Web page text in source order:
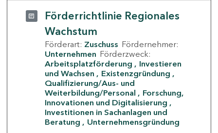
Förderrichtlinie Regionales
Wachstum
Förderart: Zuschuss Fördernehmer:
Unternehmen Förderzweck:
Arbeitsplatzförderung
Investieren
und Wachsen
Existenzgründung
Qualifizierung/Aus- und
Weiterbildung/Personal
Forschung,
Innovationen und Digitalisierung
Investitionen in Sachanlagen und
Beratung
Unternehmensgründung